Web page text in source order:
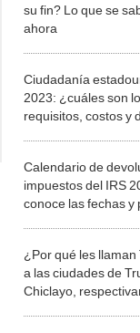
su fin? Lo que se
ahora
Ciudadanía
2023: ¿cuáles son
requisitos, costos y
Calendario de
impuestos del IRS
conoce las fechas y
¿Por qué les llaman
a las ciudades de
Chiclayo,